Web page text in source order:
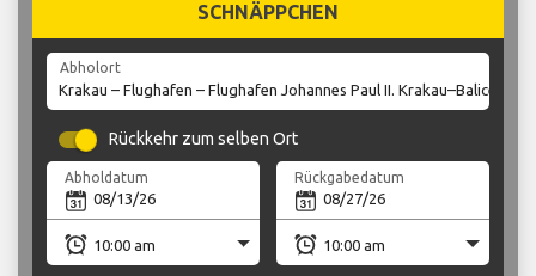
SCHNÄPPCHEN
Abholort
Rückkehr zum selben Ort
Abholdatum Rückgabedatum